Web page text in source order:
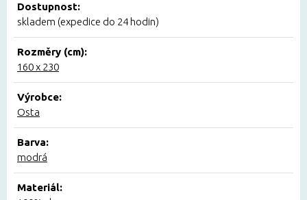
Dostupnost:
skladem (expedice do 24 hodin)
Rozměry (cm):
160 x 230
Výrobce:
Osta
Barva:
modrá
Materiál: